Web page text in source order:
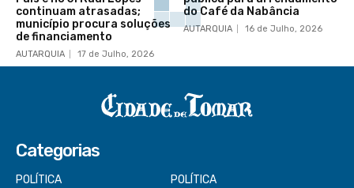
continuam atrasadas;
município procura soluções
de financiamento
AUTARQUIA 17 de Julho, 2026
do Café da Nabância
AUTARQUIA 16 de Julho, 2026
Categorias
POLÍTICA
POLÍTICA